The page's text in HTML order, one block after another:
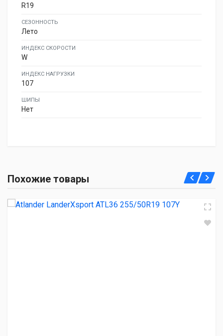
R19
СЕЗОННОСТЬ
Лето
ИНДЕКС СКОРОСТИ
W
ИНДЕКС НАГРУЗКИ
107
ШИПЫ
Нет
Похожие товары